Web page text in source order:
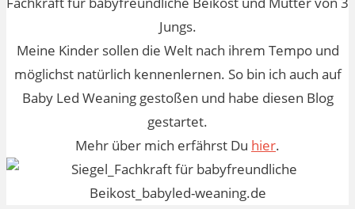
Jungs.
Meine Kinder sollen die Welt nach ihrem Tempo und
möglichst natürlich kennenlernen. So bin ich auch auf
Baby Led Weaning gestoßen und habe diesen Blog
gestartet.
Mehr über mich erfährst Du hier.